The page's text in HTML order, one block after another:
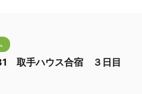
取手ハウス合宿 ３日目